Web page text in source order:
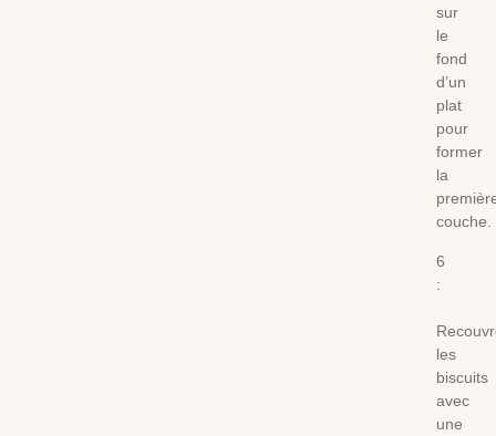
sur
le
fond
d’un
plat
pour
former
la
couche.
6
:
les
biscuits
avec
une